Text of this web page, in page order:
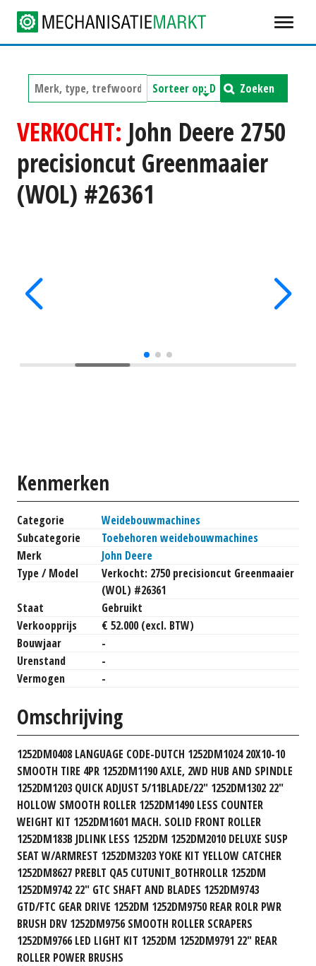
Zoeken
VERKOCHT: John Deere 2750
precisioncut Greenmaaier
(WOL) #26361
Kenmerken
Categorie
Weidebouwmachines
Subcategorie
Toebehoren weidebouwmachines
Merk
John Deere
Type / Model
Verkocht: 2750 precisioncut Greenmaaier
(WOL) #26361
Staat
Gebruikt
Verkoopprijs
€ 52.000 (excl. BTW)
Bouwjaar
-
Urenstand
-
Vermogen
-
Omschrijving
1252DM0408 LANGUAGE CODE-DUTCH 1252DM1024 20X10-10
SMOOTH TIRE 4PR 1252DM1190 AXLE, 2WD HUB AND SPINDLE
1252DM1203 QUICK ADJUST 5/11BLADE/22" 1252DM1302 22"
HOLLOW SMOOTH ROLLER 1252DM1490 LESS COUNTER
WEIGHT KIT 1252DM1601 MACH. SOLID FRONT ROLLER
1252DM183B JDLINK LESS 1252DM 1252DM2010 DELUXE SUSP
SEAT W/ARMREST 1252DM3203 YOKE KIT YELLOW CATCHER
1252DM8627 PREBLT QA5 CUTUNIT_BOTHROLLR 1252DM
1252DM9742 22" GTC SHAFT AND BLADES 1252DM9743
GTD/FTC GEAR DRIVE 1252DM 1252DM9750 REAR ROLR PWR
BRUSH DRV 1252DM9756 SMOOTH ROLLER SCRAPERS
1252DM9766 LED LIGHT KIT 1252DM 1252DM9791 22" REAR
ROLLER POWER BRUSHS